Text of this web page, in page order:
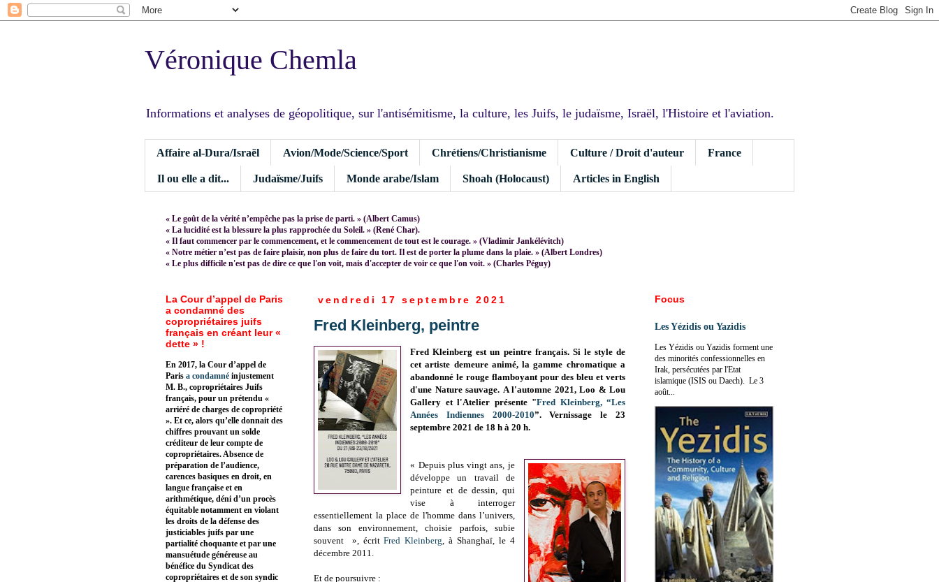
Véronique Chemla
Informations et analyses de géopolitique, sur l'antisémitisme, la culture, les Juifs, le judaïsme, Israël, l'Histoire et l'aviation.
Affaire al-Dura/Israël Avion/Mode/Science/Sport Chrétiens/Christianisme Culture / Droit d'auteur France
Il ou elle a dit... Judaïsme/Juifs Monde arabe/Islam Shoah (Holocaust) Articles in English
« Le goût de la vérité n’empêche pas la prise de parti. » (Albert Camus)
« La lucidité est la blessure la plus rapprochée du Soleil. » (René Char).
« Il faut commencer par le commencement, et le commencement de tout est le courage. » (Vladimir Jankélévitch)
« Notre métier n’est pas de faire plaisir, non plus de faire du tort. Il est de porter la plume dans la plaie. » (Albert Londres)
« Le plus difficile n'est pas de dire ce que l'on voit, mais d'accepter de voir ce que l'on voit. » (Charles Péguy)
vendredi 17 septembre 2021
Fred Kleinberg, peintre
Fred Kleinberg est un peintre français. Si le style de
cet artiste demeure animé,la gamme chromatique a
abandonné le rouge flamboyant pour des bleu et verts
d'une Nature sauvage. A l'automne 2021, Loo & Lou
Gallery et l'Atelier présente "Fred Kleinberg, “Les
Années Indiennes 2000-2010”.
Vernissage le 23
septembre 2021 de 18 h à 20 h.
« Depuis plus vingt ans, je
développe un travail de
peinture et de dessin, qui
vise à interroger
essentiellement la place de l'homme dans l’univers,
dans son environnement, choisie parfois, subie
souvent », écritFred Kleinberg, à Shanghaï, le 4
décembre 2011.
Et de poursuivre :
La Cour d’appel de Paris
a condamné des
copropriétaires juifs
français en créant leur «
dette » !
En 2017, la Cour d’appel de
Paris a condamné injustement
M. B., copropriétaires Juifs
français, pour un prétendu «
arriéré de charges de copropriété
». Et ce, alors qu’elle donnait des
chiffres prouvant un solde
créditeur de leur compte de
copropriétaires. Absence de
préparation de l’audience,
carences basiques en droit, en
langue française et en
arithmétique, déni d’un procès
équitable notamment en violant
les droits de la défense des
justiciables juifs par une
partialité choquante et par une
mansuétude généreuse au
bénéfice du Syndicat des
copropriétaires et de son syndic
Focus
Les Yézidis ou Yazidis
Les Yézidis ou Yazidis forment une
des minorités confessionnelles en
Irak, persécutées par l'Etat
islamique (ISIS ou Daech). Le 3
août...